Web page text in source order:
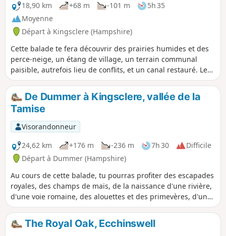
18,90 km
+68 m -101 m
5h 35
Moyenne
Départ à Kingsclere (Hampshire)
Cette balade te fera découvrir des prairies humides et des
perce-neige, un étang de village, un terrain communal
paisible, autrefois lieu de conflits, et un canal restauré. Les
perce-neige sont magnifiques lors de cette balade au mois
de février.
De Dummer à Kingsclere, vallée de la
Tamise
Visorandonneur
24,62 km
+176 m -236 m 7h 30
Difficile
Départ à Dummer (Hampshire)
Au cours de cette balade, tu pourras profiter des escapades
royales, des champs de maïs, de la naissance d'une rivière,
d'une voie romaine, des alouettes et des primevères, d'un
célèbre terrier de lapins sur les hautes collines et d'une
région réputée pour ses chevaux de course. Cette partie du
parcours suit le Wayfarer's Walk.
The Royal Oak, Ecchinswell